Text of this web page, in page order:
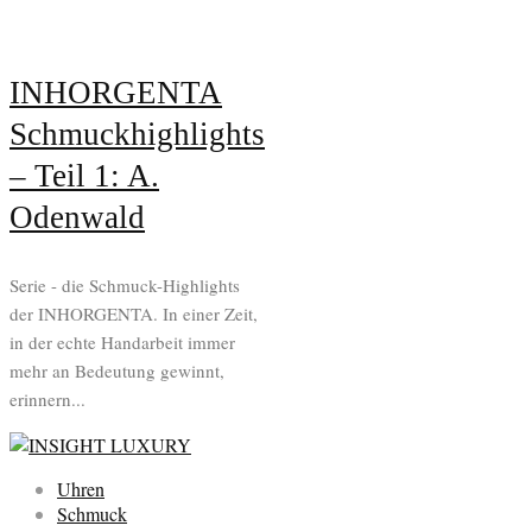
INHORGENTA
Schmuckhighlights
– Teil 1: A.
Odenwald
Serie - die Schmuck-Highlights
der INHORGENTA. In einer Zeit,
in der echte Handarbeit immer
mehr an Bedeutung gewinnt,
erinnern...
Uhren
Schmuck